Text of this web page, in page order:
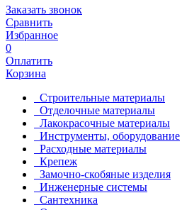
Заказать звонок
Сравнить
Избранное
0
Оплатить
Корзина
Строительные материалы
Отделочные материалы
Лакокрасочные материалы
Инструменты, оборудование
Расходные материалы
Крепеж
Замочно-скобяные изделия
Инженерные системы
Сантехника